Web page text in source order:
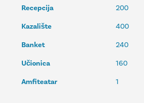
Recepcija
200
Kazalište
400
Banket
240
Učionica
160
Amfiteatar
1